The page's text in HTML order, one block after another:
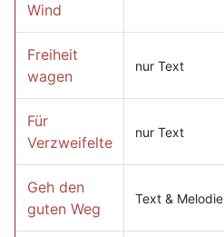
Wind
Freiheit
wagen
nur Text
Für
Verzweifelte
nur Text
Geh den
guten Weg
Text & Melodie